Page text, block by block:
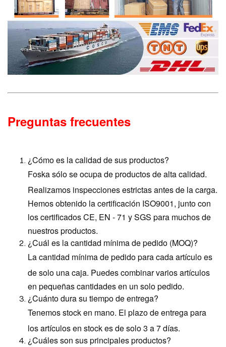
Preguntas frecuentes
¿Cómo es la calidad de sus productos?
Foska sólo se ocupa de productos de alta calidad.
Realizamos inspecciones estrictas antes de la carga.
Hemos obtenido la certificación ISO9001, junto con
los certificados CE, EN - 71 y SGS para muchos de
nuestros productos.
¿Cuál es la cantidad mínima de pedido (MOQ)?
La cantidad mínima de pedido para cada artículo es
de solo una caja. Puedes combinar varios artículos
en pequeñas cantidades en un solo pedido.
¿Cuánto dura su tiempo de entrega?
Tenemos stock en mano. El plazo de entrega para
los artículos en stock es de solo 3 a 7 días.
¿Cuáles son sus principales productos?